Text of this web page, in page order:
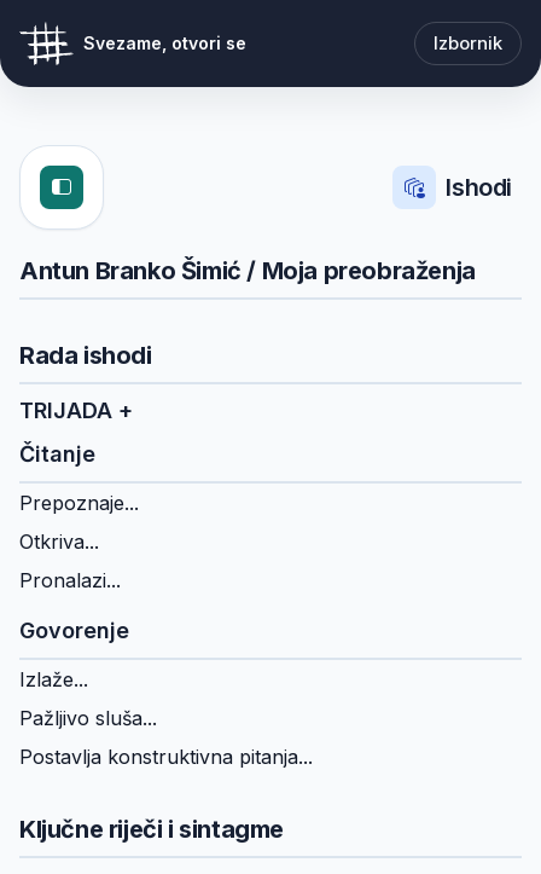
Svezame, otvori se Izbornik
Ishodi
Antun Branko Šimić / Moja preobraženja
Rada ishodi
TRIJADA +
Čitanje
Prepoznaje...
Otkriva...
Pronalazi...
Govorenje
Izlaže...
Pažljivo sluša...
Postavlja konstruktivna pitanja...
Ključne riječi i sintagme